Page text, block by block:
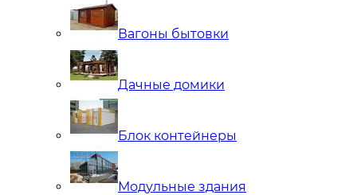
Вагоны бытовки
Дачные домики
Блок контейнеры
Модульные здания